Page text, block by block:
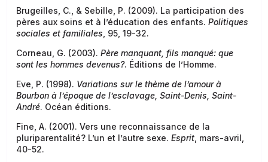
Brugeilles, C., & Sebille, P. (2009). La participation des
pères aux soins et à l’éducation des enfants. Politiques
sociales et familiales , 95, 19-32.
Corneau, G. (2003). Père manquant, fils manqué: que
sont les hommes devenus?. Éditions de l’Homme.
Eve, P. (1998). Variations sur le thème de l’amour à
Bourbon à l’époque de l’esclavage, Saint-Denis, Saint-
André. Océan éditions.
Fine, A. (2001). Vers une reconnaissance de la
pluriparentalité? L’un et l’autre sexe. Esprit , mars-avril,
40-52.